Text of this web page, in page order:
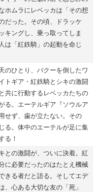
ホムラにレベッカは「その想
だった。その頃、ドラッケ
キングし、乗っ取ってしま
は「紅鉄騎」の起動を命じ
のひとり、バクーを倒したワ
トギア・紅鉄騎とシキの激闘
共に行動するレベッカたちの
る。エーテルギア『ソウルア
せず、歯が立たない。その
る。体中のエーテルが足に集
る！
との激闘が、ついに決着。紅
に必要だったのはたとえ機械
きる者だと語る。そしてエデ
、心ある大切な友の「死」